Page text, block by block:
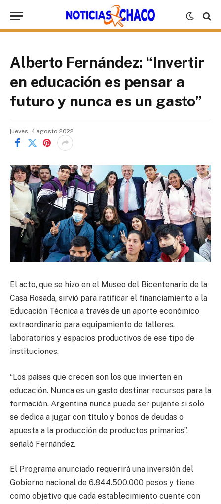
Alberto Fernández: “Invertir
en educación es pensar a
futuro y nunca es un gasto”
jueves, 4 agosto 2022
El acto, que se hizo en el Museo del Bicentenario de la
Casa Rosada, sirvió para ratificar el financiamiento a la
Educación Técnica a través de un aporte económico
extraordinario para equipamiento de talleres,
laboratorios y espacios productivos de ese tipo de
instituciones.
“Los países que crecen son los que invierten en
educación. Nunca es un gasto destinar recursos para la
formación. Argentina nunca puede ser pujante si solo
se dedica a jugar con título y bonos de deudas o
apuesta a la producción de productos primarios”,
señaló Fernández.
El Programa anunciado requerirá una inversión del
Gobierno nacional de 6.844.500.000 pesos y tiene
como objetivo que cada establecimiento cuente con